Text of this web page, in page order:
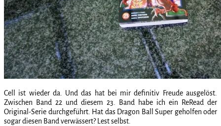
Cell ist wieder da. Und das hat bei mir definitiv Freude ausgelöst.
Zwischen Band 22 und diesem 23. Band habe ich ein ReRead der
Original-Serie durchgeführt. Hat das Dragon Ball Super geholfen oder
sogar diesen Band verwässert? Lest selbst.